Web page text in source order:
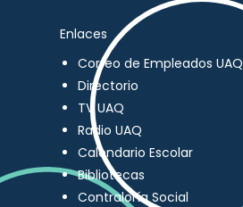
Enlaces
Correo de Empleados UAQ
Directorio
TV UAQ
Radio UAQ
Calendario Escolar
Bibliotecas
Contraloría Social